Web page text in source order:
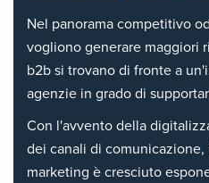
Nel panorama competitivo
vogliono generare maggiori
b2b si trovano di fronte a
agenzie in grado di
Con l'avvento della
dei canali di
marketing è cresciuto